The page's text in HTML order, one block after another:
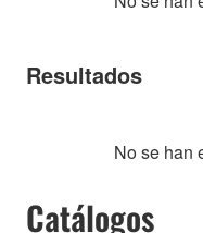
Resultados
No se han
Catálogos